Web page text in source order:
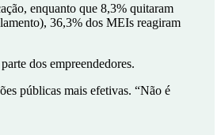
enquanto que 8,3% quitaram
36,3% dos MEIs reagiram
dos empreendedores.
públicas mais efetivas. “Não é